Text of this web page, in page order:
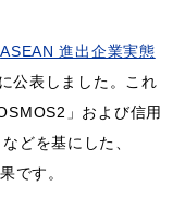
ASEAN 進出企業実態
公表しました。これ
」および信用
どを基にした、
です。